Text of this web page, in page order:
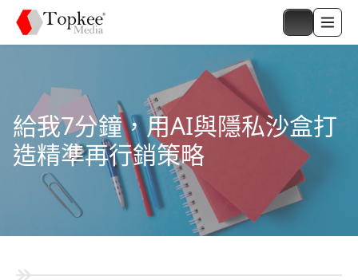
給我7分鐘，用AI與隱私沙盒打
造精準再行銷策略